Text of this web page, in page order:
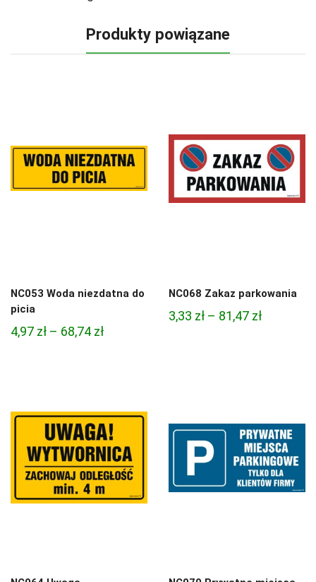
Produkty powiązane
NC053 Woda niezdatna do
picia
4,97 zł – 68,74 złZakres
68,74 zł
NC068 Zakaz parkowania
3,33 zł – 81,47 złZakres